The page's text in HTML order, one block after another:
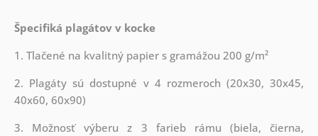
Špecifiká plagátov v kocke
1. Tlačené na kvalitný papier s gramážou 200 g/m²
2. Plagáty sú dostupné v 4 rozmeroch (20x30, 30x45,
40x60, 60x90)
3. Možnosť výberu z 3 farieb rámu (biela, čierna,